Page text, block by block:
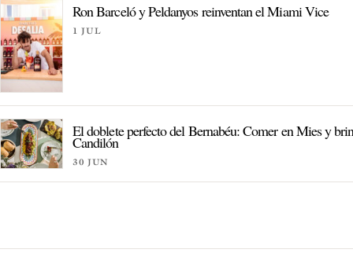
Ron Barceló y Peldanyos reinventan el Miami Vice
1 JUL
El doblete perfecto del Bernabéu: Comer en Mies y
Candilón
30 JUN